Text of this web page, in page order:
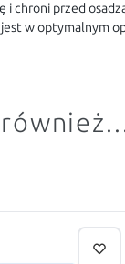
i chroni przed
w optymalnym